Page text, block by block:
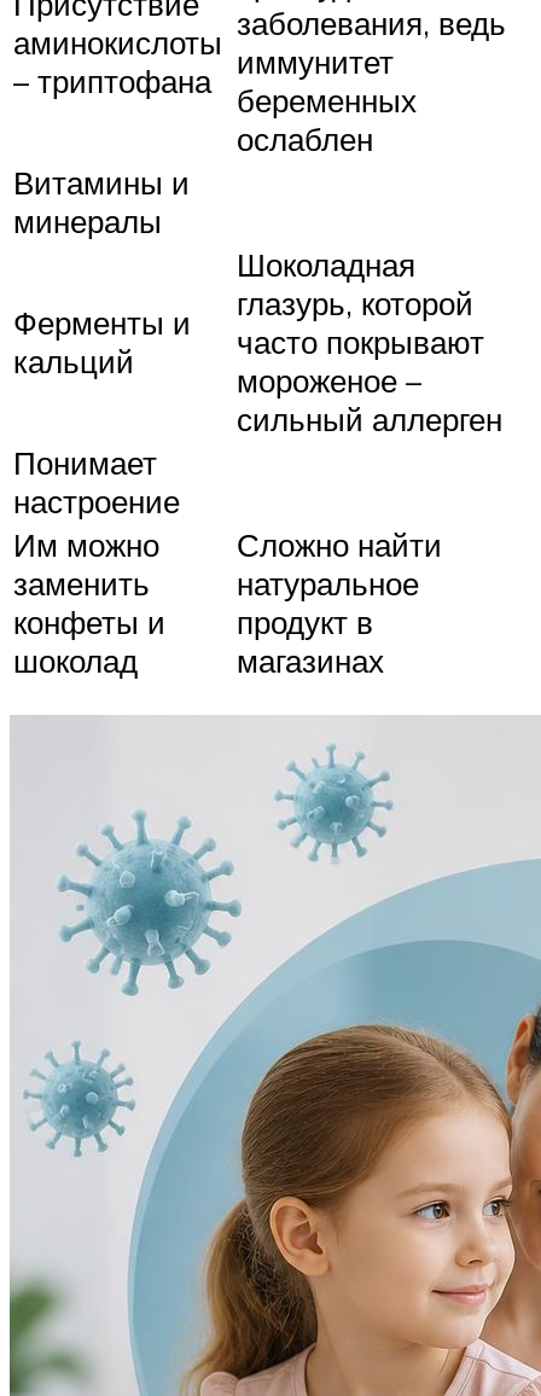
аминокислоты
– триптофана
заболевания, ведь
иммунитет
беременных
ослаблен
Витамины и
минералы
Ферменты и
кальций
Шоколадная
глазурь, которой
часто покрывают
мороженое –
сильный аллерген
Понимает
настроение
Им можно
заменить
конфеты и
шоколад
Сложно найти
натуральное
продукт в
магазинах